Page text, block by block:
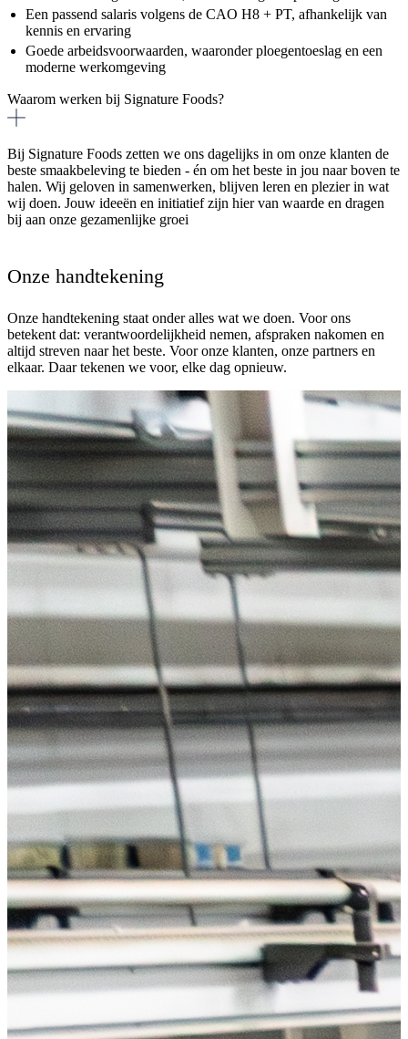
Een passend salaris volgens de CAO H8 + PT, afhankelijk van
kennis en ervaring
Goede arbeidsvoorwaarden, waaronder ploegentoeslag en een
moderne werkomgeving
Waarom werken bij Signature Foods?
Bij Signature Foods zetten we ons dagelijks in om onze klanten de
beste smaakbeleving te bieden - én om het beste in jou naar boven te
halen. Wij geloven in samenwerken, blijven leren en plezier in wat
wij doen. Jouw ideeën en initiatief zijn hier van waarde en dragen
bij aan onze gezamenlijke groei
Onze handtekening
Onze handtekening staat onder alles wat we doen. Voor ons
betekent dat: verantwoordelijkheid nemen, afspraken nakomen en
altijd streven naar het beste. Voor onze klanten, onze partners en
elkaar. Daar tekenen we voor, elke dag opnieuw.